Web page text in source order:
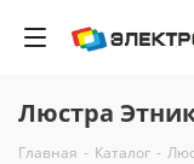
Люстра
Главная - Каталог -